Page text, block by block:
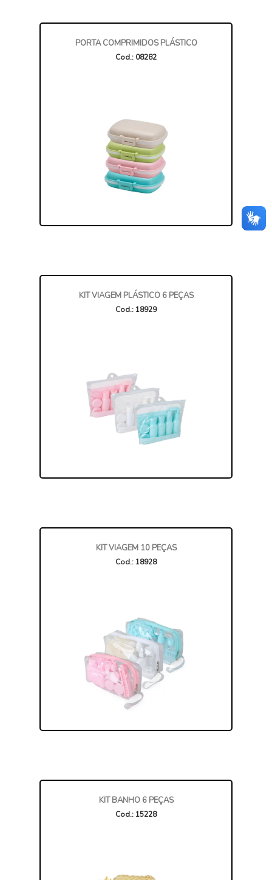
PORTA COMPRIMIDOS PLÁSTICO
Cod.: 08282
KIT VIAGEM PLÁSTICO 6 PEÇAS
Cod.: 18929
KIT VIAGEM 10 PEÇAS
Cod.: 18928
KIT BANHO 6 PEÇAS
Cod.: 15228